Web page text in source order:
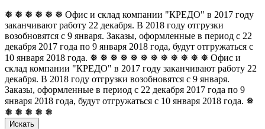
❅ ❅ ❅ ❅ ❅ ❅ Офис и склад компании "КРЕДО" в 2017 году
заканчивают работу 22 декабря. В 2018 году отгрузки
возобновятся с 9 января. Заказы, оформленные в период с 22
декабря 2017 года по 9 января 2018 года, будут отгружаться с
10 января 2018 года. ❅ ❅ ❅ ❅ ❅ ❅ ❅ ❅ ❅ ❅ ❅ ❅ Офис и
склад компании "КРЕДО" в 2017 году заканчивают работу 22
декабря. В 2018 году отгрузки возобновятся с 9 января.
Заказы, оформленные в период с 22 декабря 2017 года по 9
января 2018 года, будут отгружаться с 10 января 2018 года. ❅
❅ ❅ ❅ ❅ ❅
Искать